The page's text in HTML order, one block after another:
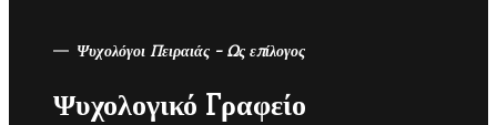
Ψυχολόγοι Πειραιάς - Ως επίλογος
Ψυχολογικό Γραφείο